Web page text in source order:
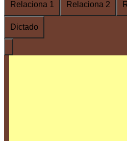
Relaciona 1
Relaciona 2
Dictado